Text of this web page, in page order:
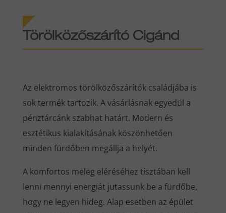
Törölközőszárító Cigánd
Az elektromos törölközőszárítók családjába is
sok termék tartozik. A vásárlásnak egyedül a
pénztárcánk szabhat határt. Modern és
esztétikus kialakításának köszönhetően
minden fürdőben megállja a helyét.
A komfortos meleg eléréséhez tisztában kell
lenni mennyi energiát jutassunk be a fürdőbe,
hogy ne legyen hideg. Alap esetben az épület